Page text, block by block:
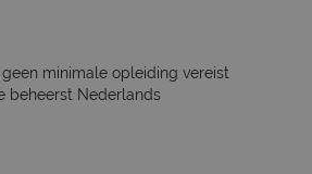
geen minimale opleiding vereist
beheerst Nederlands